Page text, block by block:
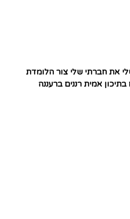
את חברתי שלי צור הלומדת
אמית רננים ברעננה